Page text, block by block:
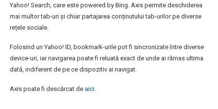
Yahoo! Search, care este powered by Bing. Axis permite deschiderea
mai multor tab-uri și chiar partajarea conținutului tab-urilor pe diverse
rețele sociale.
Folosind un Yahoo! ID, bookmark-urile pot fi sincronizate între diverse
device-uri, iar navigarea poate fi reluată exact de unde ai rămas ultima
dată, indiferent de pe ce dispozitiv ai navigat.
Axis poate fi descărcat de aici.